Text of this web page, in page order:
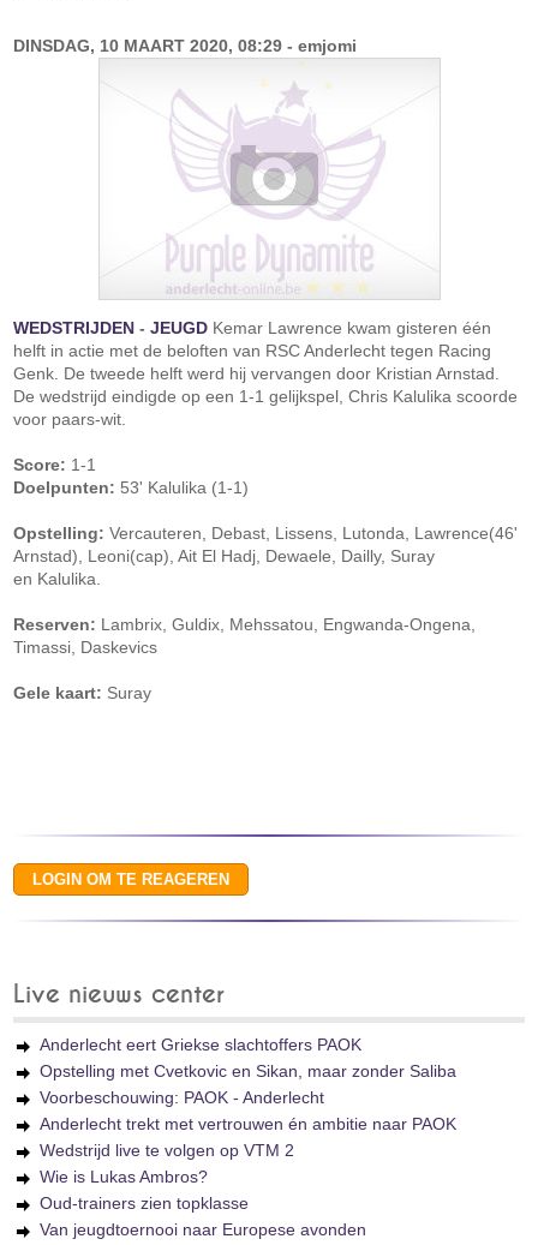
DINSDAG, 10 MAART 2020, 08:29 - emjomi
WEDSTRIJDEN -JEUGD Kemar Lawrence kwam gisteren één
helft in actie met de beloften van RSC Anderlecht tegen Racing
Genk. De tweede helft werd hij vervangen door Kristian Arnstad.
De wedstrijd eindigde op een 1-1 gelijkspel, Chris Kalulika scoorde
voor paars-wit.
Score: 1-1
Doelpunten: 53' Kalulika (1-1)
Opstelling: Vercauteren, Debast, Lissens, Lutonda, Lawrence(46'
Arnstad), Leoni(cap), Ait El Hadj, Dewaele, Dailly, Suray
en Kalulika.
Reserven: Lambrix, Guldix, Mehssatou, Engwanda-Ongena,
Timassi, Daskevics
Gele kaart: Suray
Live nieuws center
Anderlecht eert Griekse slachtoffers PAOK
Opstelling met Cvetkovic en Sikan, maar zonder Saliba
Voorbeschouwing: PAOK - Anderlecht
Anderlecht trekt met vertrouwen én ambitie naar PAOK
Wedstrijd live te volgen op VTM 2
Wie is Lukas Ambros?
Oud-trainers zien topklasse
Van jeugdtoernooi naar Europese avonden